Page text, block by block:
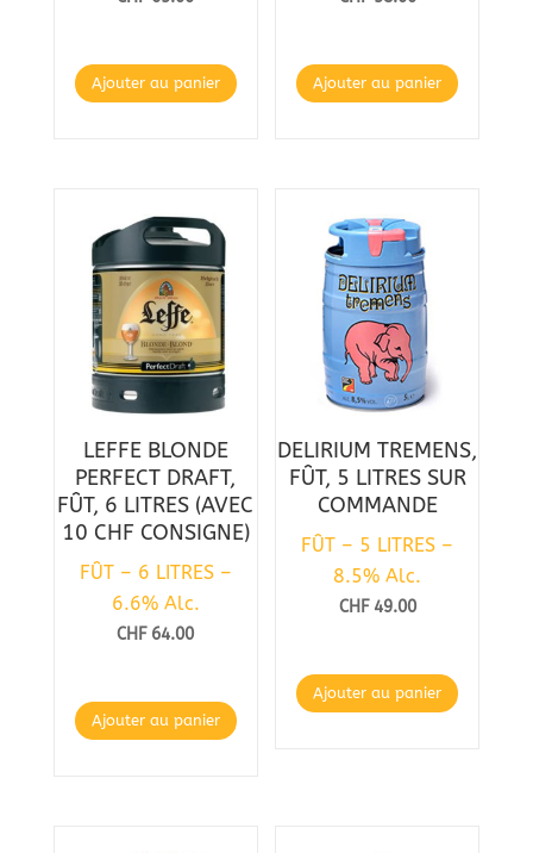
Ajouter au panier Ajouter au panier
LEFFE BLONDE
PERFECT DRAFT,
FÛT, 6 LITRES (AVEC
10 CHF CONSIGNE)
FÛT – 6 LITRES –
6.6% Alc.
CHF64.00
Ajouter au panier
DELIRIUM TREMENS,
FÛT, 5 LITRES SUR
COMMANDE
FÛT – 5 LITRES –
8.5% Alc.
CHF49.00
Ajouter au panier